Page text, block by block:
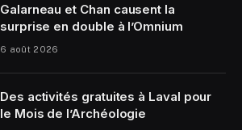
Galarneau et Chan causent la
surprise en double à l’Omnium
6 août 2026
Des activités gratuites à Laval pour
le Mois de l’Archéologie